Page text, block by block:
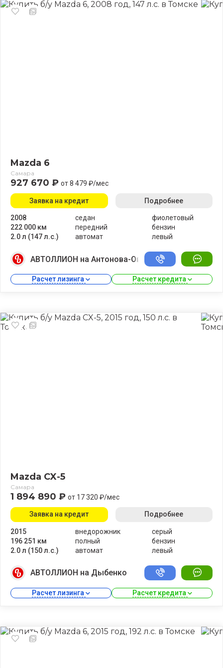
Mazda 6
Самара
927 670 ₽ от 8 479 ₽/мес
2008
222 000 км
2.0 л (147 л.с.)
седан
передний
автомат
фиолетовый
бензин
левый
Заявка на кредит Подробнее
АВТОЛЛИОН на Антонова-Овсеенко
Расчет лизинга Расчет кредита
Mazda CX-5
Самара
1 894 890 ₽ от 17 320 ₽/мес
2015
196 251 км
2.0 л (150 л.с.)
внедорожник
полный
автомат
серый
бензин
левый
Заявка на кредит Подробнее
АВТОЛЛИОН на Дыбенко
Расчет лизинга Расчет кредита